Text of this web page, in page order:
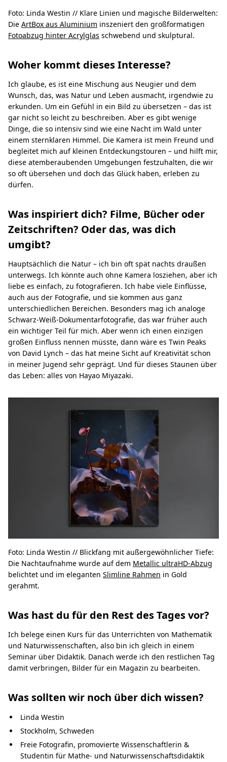
Foto: Linda Westin // Klare Linien und magische Bilderwelten:
Die ArtBox aus Aluminium inszeniert den großformatigen
Fotoabzug hinter Acrylglas schwebend und skulptural.
Woher kommt dieses Interesse?
Ich glaube, es ist eine Mischung aus Neugier und dem
Wunsch, das, was Natur und Leben ausmacht, irgendwie zu
erkunden. Um ein Gefühl in ein Bild zu übersetzen – das ist
gar nicht so leicht zu beschreiben. Aber es gibt wenige
Dinge, die so intensiv sind wie eine Nacht im Wald unter
einem sternklaren Himmel. Die Kamera ist mein Freund und
begleitet mich auf kleinen Entdeckungstouren – und hilft mir,
diese atemberaubenden Umgebungen festzuhalten, die wir
so oft übersehen und doch das Glück haben, erleben zu
dürfen.
Was inspiriert dich? Filme, Bücher oder
Zeitschriften? Oder das, was dich
umgibt?
Hauptsächlich die Natur – ich bin oft spät nachts draußen
unterwegs. Ich könnte auch ohne Kamera losziehen, aber ich
liebe es einfach, zu fotografieren. Ich habe viele Einflüsse,
auch aus der Fotografie, und sie kommen aus ganz
unterschiedlichen Bereichen. Besonders mag ich analoge
Schwarz-Weiß-Dokumentarfotografie, das war früher auch
ein wichtiger Teil für mich. Aber wenn ich einen einzigen
großen Einfluss nennen müsste, dann wäre es Twin Peaks
von David Lynch – das hat meine Sicht auf Kreativität schon
in meiner Jugend sehr geprägt. Und für dieses Staunen über
das Leben: alles von Hayao Miyazaki.
Foto: Linda Westin // Blickfang mit außergewöhnlicher Tiefe:
Die Nachtaufnahme wurde auf dem Metallic ultraHD-Abzug
belichtet und im eleganten Slimline Rahmen in Gold
gerahmt.
Was hast du für den Rest des Tages vor?
Ich belege einen Kurs für das Unterrichten von Mathematik
und Naturwissenschaften, also bin ich gleich in einem
Seminar über Didaktik. Danach werde ich den restlichen Tag
damit verbringen, Bilder für ein Magazin zu bearbeiten.
Was sollten wir noch über dich wissen?
Linda Westin
Stockholm, Schweden
Freie Fotografin, promovierte Wissenschaftlerin &
Studentin für Mathe- und Naturwissenschaftsdidaktik